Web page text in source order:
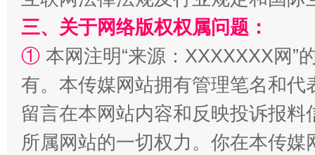
解纷+调解+退费，一次搞定
三、关于网络版权权属问题：
① 本网注明“来源：XXXXXXX网”
有。本传媒网站拥有管理笔名和
留言在本网站内容和反映投诉报
所属网站的一切权力。你在本传